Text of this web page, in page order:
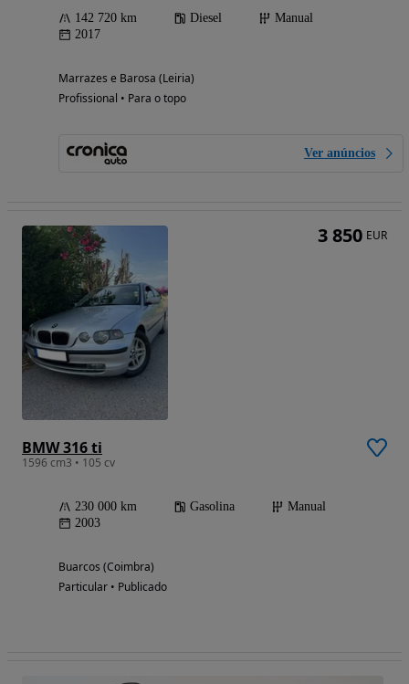
142 720 km Diesel
Manual
2017
Marrazes e Barosa (Leiria)
Profissional • Para o topo
Ver anúncios
BMW 316 ti
1596 cm3 • 105 cv
230 000 km Gasolina
Manual
2003
Buarcos (Coimbra)
Particular • Publicado
3 850 EUR